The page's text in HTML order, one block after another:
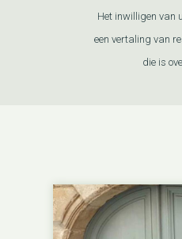
Het inwilligen van
een vertaling van
die is